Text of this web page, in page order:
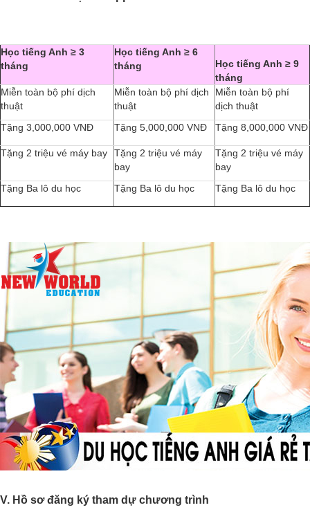
Học tiếng Anh ≥ 3
tháng
Học tiếng Anh ≥ 6
tháng
Học tiếng Anh ≥ 9
tháng
Miễn toàn bộ phí dịch
thuật
Miễn toàn bộ phí dịch
thuật
Miễn toàn bộ phí
dịch thuật
Tặng 3,000,000 VNĐ
Tặng 5,000,000 VNĐ Tặng 8,000,000 VNĐ
Tặng 2 triệu vé máy bay
Tặng 2 triệu vé máy
bay
Tặng 2 triệu vé máy
bay
Tặng Ba lô du học
Tặng Ba lô du học Tặng Ba lô du học
V. Hồ sơ đăng ký tham dự chương trình